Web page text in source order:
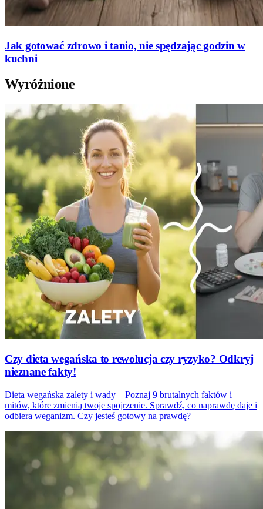
Jak gotować zdrowo i tanio, nie spędzając godzin w
kuchni
Wyróżnione
Czy dieta wegańska to rewolucja czy ryzyko? Odkryj
nieznane fakty!
Dieta wegańska zalety i wady – Poznaj 9 brutalnych faktów i
mitów, które zmienią twoje spojrzenie. Sprawdź, co naprawdę daje i
odbiera weganizm. Czy jesteś gotowy na prawdę?